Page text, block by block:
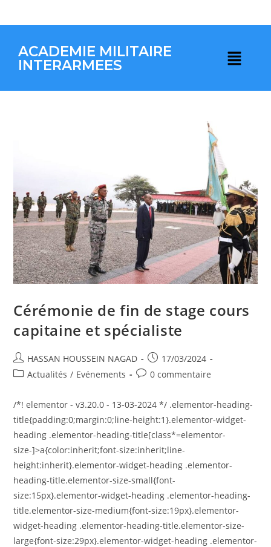
ACADEMIE MILITAIRE
INTERARMEES
Cérémonie de fin de stage cours
capitaine et spécialiste
HASSAN HOUSSEIN NAGAD
17/03/2024
Actualités / Evénements 0 commentaire
/*! elementor - v3.20.0 - 13-03-2024 */ .elementor-heading-
title{padding:0;margin:0;line-height:1}.elementor-widget-
heading .elementor-heading-title[class*=elementor-
size-]>a{color:inherit;font-size:inherit;line-
height:inherit}.elementor-widget-heading .elementor-
heading-title.elementor-size-small{font-
size:15px}.elementor-widget-heading .elementor-heading-
title.elementor-size-medium{font-size:19px}.elementor-
widget-heading .elementor-heading-title.elementor-size-
large{font-size:29px}.elementor-widget-heading .elementor-